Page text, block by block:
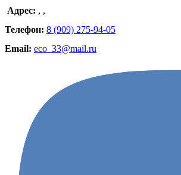
Адрес: , ,
Телефон: 8 (909) 275-94-05
Email: eco_33@mail.ru